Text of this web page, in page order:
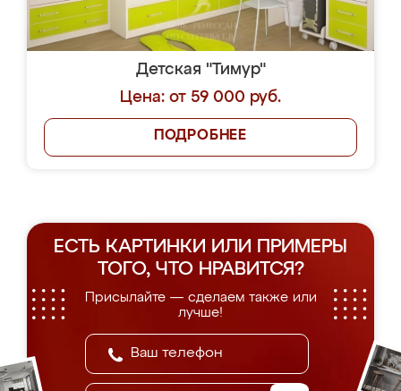
Детская "Тимур"
Цена: от 59 000 руб.
ПОДРОБНЕЕ
ЕСТЬ КАРТИНКИ ИЛИ ПРИМЕРЫ
ТОГО, ЧТО НРАВИТСЯ?
Присылайте — сделаем также или
лучше!